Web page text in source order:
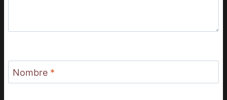
Nombre *